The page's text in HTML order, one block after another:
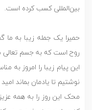
بین‌المللی کسب کرده است.
حمیرا یک جمله زیبا به
روح است که به جسم
این پیام زیبا را امروز به
نوشتیم تا یادمان بماند
محک این روز را به همه